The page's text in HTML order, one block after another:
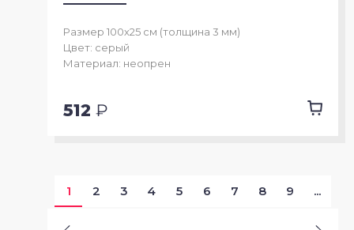
Размер 100х25 см (толщина 3 мм)
Цвет: серый
Материал: неопрен
512 ₽
1 2 3 4 5 6 7 8 9 ...